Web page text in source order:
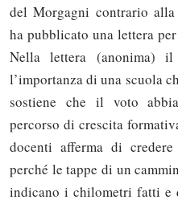
del Morgagni contrario alla
ha pubblicato una lettera
Nella lettera (anonima)
l’importanza di una scuola
sostiene che il voto
percorso di crescita
docenti afferma di
perché le tappe di un
indicano i chilometri fatti e